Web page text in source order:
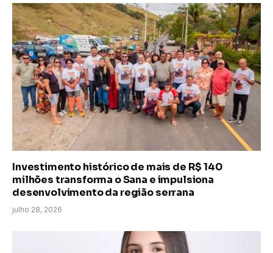
Investimento histórico de mais de R$ 140
milhões transforma o Sana e impulsiona
desenvolvimento da região serrana
julho 28, 2026